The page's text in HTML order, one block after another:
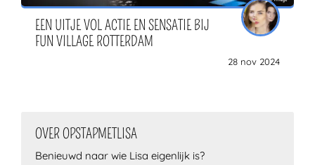
EEN UITJE VOL ACTIE EN SENSATIE BIJ
FUN VILLAGE ROTTERDAM
28 nov 2024
OVER OPSTAPMETLISA
Benieuwd naar wie Lisa eigenlijk is?